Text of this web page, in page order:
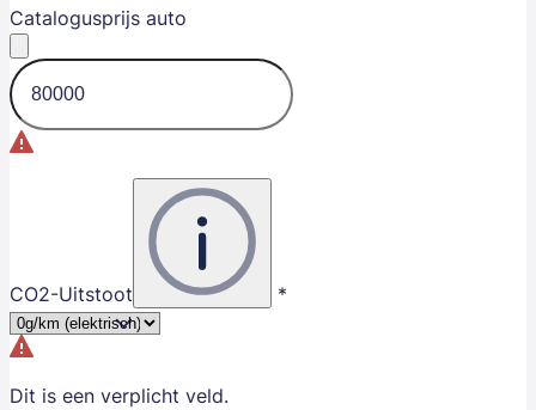
Catalogusprijs auto
CO2-Uitstoot
Dit is een verplicht veld.